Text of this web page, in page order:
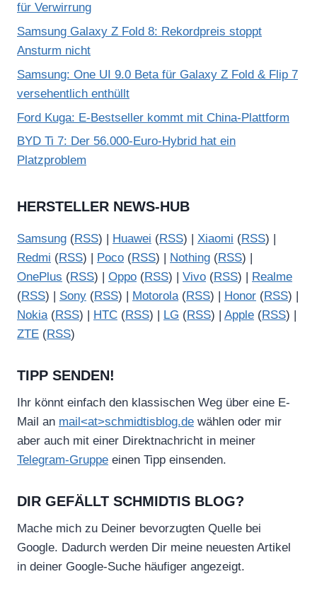
für Verwirrung
Samsung Galaxy Z Fold 8: Rekordpreis stoppt
Ansturm nicht
Samsung: One UI 9.0 Beta für Galaxy Z Fold & Flip 7
versehentlich enthüllt
Ford Kuga: E-Bestseller kommt mit China-Plattform
BYD Ti 7: Der 56.000-Euro-Hybrid hat ein
Platzproblem
HERSTELLER NEWS-HUB
Samsung (RSS) | Huawei (RSS) | Xiaomi (RSS) |
Redmi (RSS) | Poco (RSS) | Nothing (RSS) |
OnePlus (RSS) | Oppo (RSS) | Vivo (RSS) | Realme
(RSS) | Sony (RSS) | Motorola(RSS) | Honor (RSS) |
Nokia(RSS) | HTC (RSS) | LG (RSS) | Apple (RSS) |
ZTE (RSS)
TIPP SENDEN!
Ihr könnt einfach den klassischen Weg über eine E-
Mail an mail<at>schmidtisblog.de wählen oder mir
aber auch mit einer Direktnachricht in meiner
Telegram-Gruppe einen Tipp einsenden.
DIR GEFÄLLT SCHMIDTIS BLOG?
Mache mich zu Deiner bevorzugten Quelle bei
Google. Dadurch werden Dir meine neuesten Artikel
in deiner Google-Suche häufiger angezeigt.